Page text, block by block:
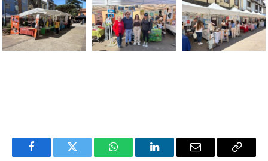
FacebookTwitter WhatsAppLinkedInEmail
Copiar